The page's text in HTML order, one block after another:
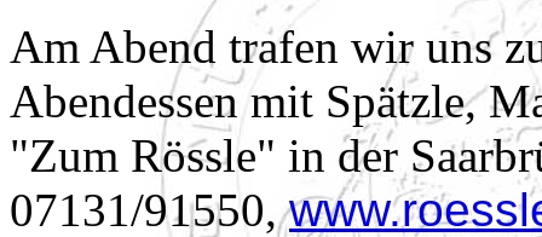
Am Abend trafen wir uns
Abendessen mit Spätzle,
"Zum Rössle" in der
07131/91550,